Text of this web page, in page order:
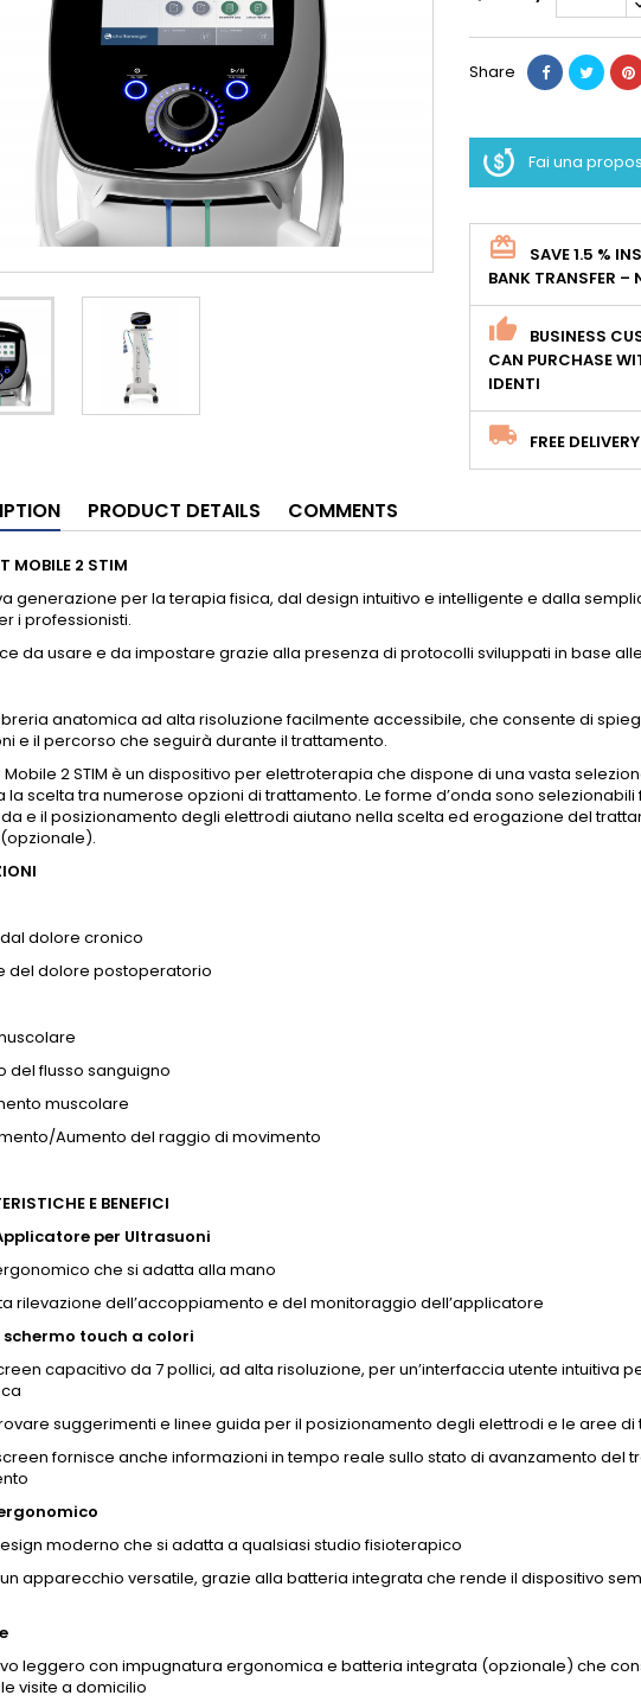
Share
Fai una
SAVE 1.5 %
BANK TRANSFER –
BUSINESS
CAN PURCHASE
IDENTI
FREE
PRODUCT DETAILS COMMENTS
MOBILE 2 STIM
generazione per la terapia fisica, dal design intuitivo e intelligente e dalla
i professionisti.
da usare e da impostare grazie alla presenza di protocolli sviluppati in base
anatomica ad alta risoluzione facilmente accessibile, che consente di
e il percorso che seguirà durante il trattamento.
Mobile 2 STIM è un dispositivo per elettroterapia che dispone di una vasta
la scelta tra numerose opzioni di trattamento. Le forme d’onda sono
e il posizionamento degli elettrodi aiutano nella scelta ed erogazione del
dolore cronico
del dolore postoperatorio
del flusso sanguigno
muscolare
Aumento del raggio di movimento
E BENEFICI
per Ultrasuoni
che si adatta alla mano
rilevazione dell’accoppiamento e del monitoraggio dell’applicatore
touch a colori
capacitivo da 7 pollici, ad alta risoluzione, per un’interfaccia utente intuitiva
suggerimenti e linee guida per il posizionamento degli elettrodi e le aree
fornisce anche informazioni in tempo reale sullo stato di avanzamento del
moderno che si adatta a qualsiasi studio fisioterapico
un apparecchio versatile, grazie alla batteria integrata che rende il dispositivo
leggero con impugnatura ergonomica e batteria integrata (opzionale) che
visite a domicilio